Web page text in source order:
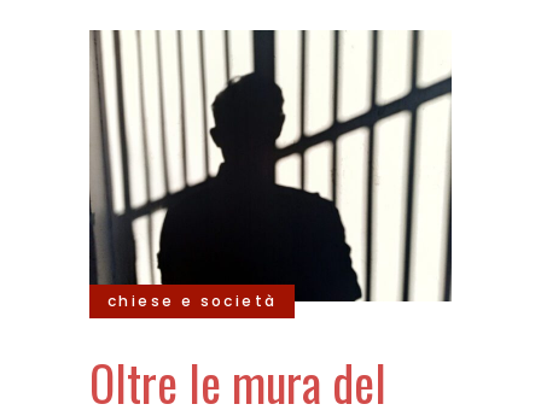
chiese e società
Oltre le mura del